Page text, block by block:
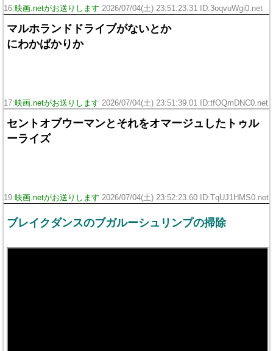
16:映画.netがお送りします 2026/07/04(土) 23:51:23.31 ID:3oqvuWgi0.net
マルホランドドライブがないとか
にわかばかりか
17:映画.netがお送りします 2026/07/04(土) 23:51:39.01 ID:tfOQmDNC0.net
セントオブウーマンとそれをオマージュしたトゥル
ーライズ
19:映画.netがお送りします 2026/07/04(土) 23:52:23.60 ID:TqUJ1HMS0.net
ブレイクダンスのブガルーシュリンプの掃除